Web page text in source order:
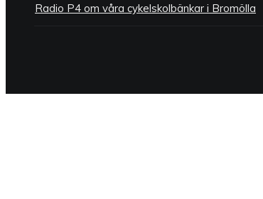
Radio P4 om våra cykelskolbänkar i Bromölla